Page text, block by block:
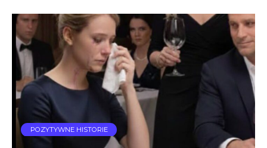
POZYTYWNE HISTORIE